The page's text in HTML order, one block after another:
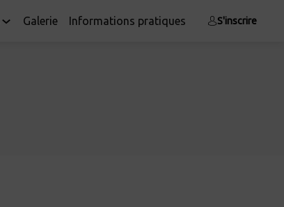
Galerie Informations pratiques S'inscrire